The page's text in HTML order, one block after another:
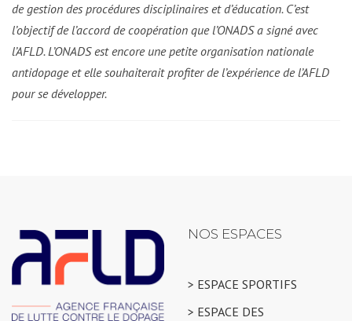
de gestion des procédures disciplinaires et d’éducation. C’est
l’objectif de l’accord de coopération que l’ONADS a signé avec
l’AFLD. L’ONADS est encore une petite organisation nationale
antidopage et elle souhaiterait profiter de l’expérience de l’AFLD
pour se développer.
NOS ESPACES
> ESPACE SPORTIFS
> ESPACE DES